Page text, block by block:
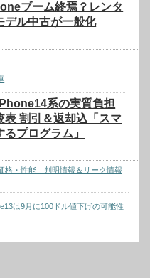
ブーム終焉？レンタ
デル中古が一般化
系の実質負担
表 割引＆返却込「スマ
るプログラム」
格・性能 判明情報＆リーク情報
は9月に100ドル値下げの可能性